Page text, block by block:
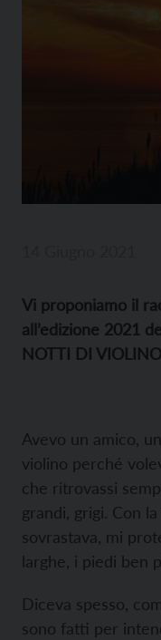
Vi proponiamo il
all’edizione 2021
NOTTI DI
Avevo un amico,
violino perché
che ritrovassi
grandi, grigi. Con
sovrastava, mi
larghe, i piedi ben
Diceva spesso,
sono fatti per